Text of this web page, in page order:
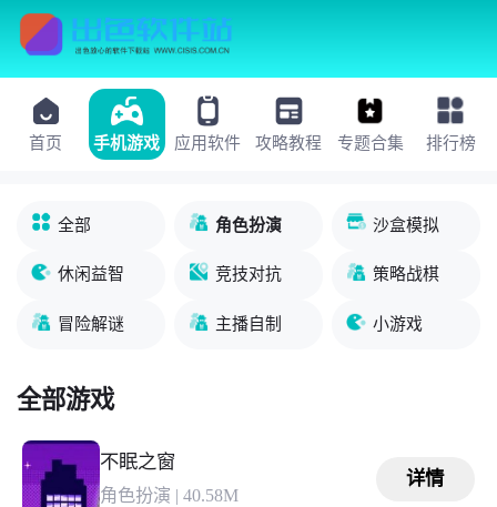
首页 手机游戏 应用软件 攻略教程 专题合集 排行榜
全部 角色扮演 沙盒模拟
休闲益智 竞技对抗 策略战棋
冒险解谜 主播自制 小游戏
全部游戏
不眠之窗
角色扮演 | 40.58M
详情